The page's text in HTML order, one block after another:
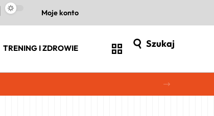
Moje konto
TRENING I ZDROWIE Szukaj